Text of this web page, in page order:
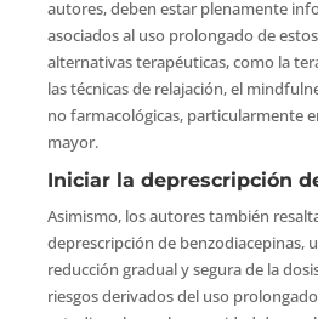
autores, deben estar plenamente
asociados al uso prolongado de
alternativas terapéuticas, como la
las técnicas de relajación, el
no farmacológicas, particularmente
mayor.
Iniciar la deprescripción
Asimismo, los autores también
deprescripción de benzodiacepinas,
reducción gradual y segura de la
riesgos derivados del uso